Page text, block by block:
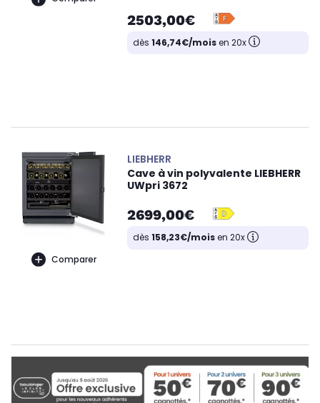
2503,00€
dès 146,74€/moisen 20x
Comparer
LIEBHERR
Cave à vin polyvalente LIEBHERR
UWpri 3672
2699,00€
dès 158,23€/moisen 20x